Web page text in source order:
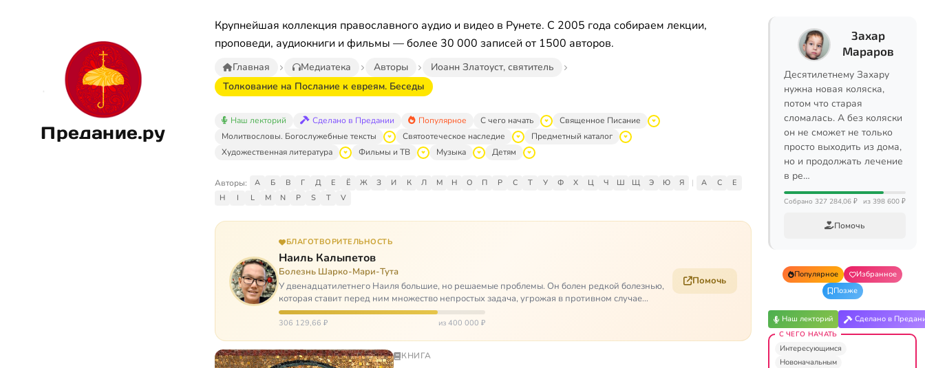
Предание.ру
Крупнейшая коллекция православного аудио и видео в Рунете. С 2005 года собираем лекции,
проповеди, аудиокниги и фильмы — более 30 000 записей от 1500 авторов.
Главная Медиатека Авторы
Иоанн Златоуст, святитель
Толкование на Послание к евреям. Беседы
Наш лекторий Сделано в Предании Популярное С чего начать
Священное Писание
Молитвословы. Богослужебные тексты
Святоотеческое наследие
Предметный каталог
Художественная литература
Фильмы и ТВ Музыка Детям
Авторы: А Б В Г Д Е Ё Ж З И К Л М Н О П Р С Т У Ф Х Ц Ч Ш Щ Э Ю Я | A C
E
H
I L M N P S T V
БЛАГОТВОРИТЕЛЬНОСТЬ
Наиль Калыпетов
Болезнь Шарко-Мари-Тута
У двенадцатилетнего Наиля большие, но решаемые проблемы. Он болен редкой болезнью,
которая ставит перед ним множество непростых задача, угрожая в противном случае
парализацией и да…
306 129,66 ₽ из 400 000 ₽
Помочь
КНИГА
Захар
Мараров
Десятилетнему Захару
нужна новая коляска,
потом что старая
сломалась. А без коляски
он не сможет не только
просто выходить из дома,
но и продолжать лечение
в ре…
Собрано 327 284,06 ₽ из 398 600 ₽
Помочь
Популярное
Избранное
Позже
Наш лекторий Сделано в
С ЧЕГО НАЧАТЬ
Интересующимся
Новоначальным